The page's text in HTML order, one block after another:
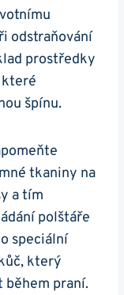
odstraňování
prostředky
špínu.
tkaniny na
a tím
polštáře
speciální
který
během praní.